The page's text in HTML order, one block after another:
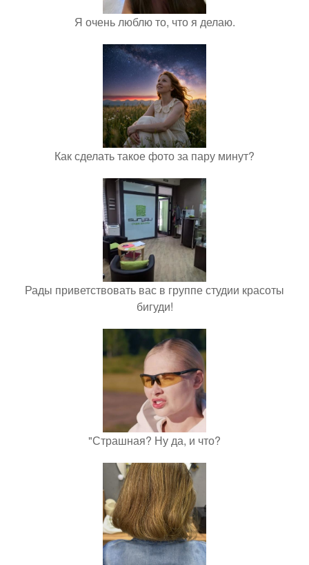
Я очень люблю то, что я делаю.
Как сделать такое фото за пару минут?
Рады приветствовать вас в группе студии красоты
бигуди!
"Страшная? Ну да, и что?